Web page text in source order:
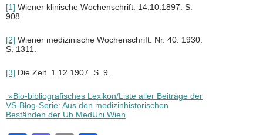
[1] Wiener klinische Wochenschrift. 14.10.1897. S.
908.
[2] Wiener medizinische Wochenschrift. Nr. 40. 1930.
S. 1311.
[3] Die Zeit. 1.12.1907. S. 9.
»Bio-bibliografisches Lexikon/Liste aller Beiträge der
VS-Blog-Serie: Aus den medizinhistorischen
Beständen der Ub MedUni Wien